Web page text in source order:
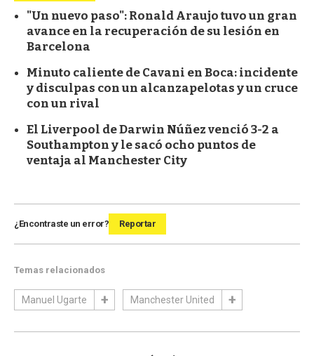
"Un nuevo paso": Ronald Araujo tuvo un gran
avance en la recuperación de su lesión en
Barcelona
Minuto caliente de Cavani en Boca: incidente
y disculpas con un alcanzapelotas y un cruce
con un rival
El Liverpool de Darwin Núñez venció 3-2 a
Southampton y le sacó ocho puntos de
ventaja al Manchester City
¿Encontraste un error? Reportar
Temas relacionados
Manuel Ugarte Manchester United